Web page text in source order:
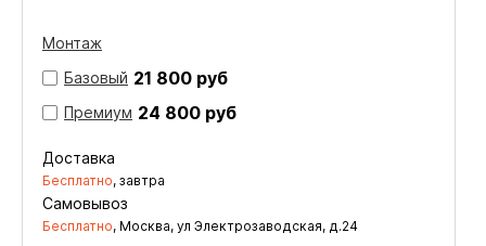
Монтаж
Базовый 21 800 руб
Премиум 24 800 руб
Доставка
Бесплатно, завтра
Самовывоз
Бесплатно, Москва, ул Электрозаводская, д.24